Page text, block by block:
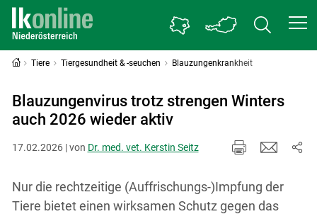
Tiere Tiergesundheit & -seuchen Blauzungenkrankheit
Blauzungenvirus trotz strengen Winters
auch 2026 wieder aktiv
17.02.2026 | von Dr. med. vet. Kerstin Seitz
Nur die rechtzeitige (Auffrischungs-)Impfung der
Tiere bietet einen wirksamen Schutz gegen das